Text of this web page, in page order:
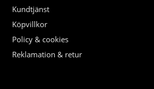
Kundtjänst
Köpvillkor
Policy & cookies
Reklamation & retur